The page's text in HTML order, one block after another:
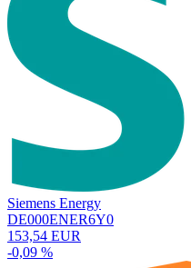
Siemens Energy
DE000ENER6Y0
153,54 EUR
-0,09 %